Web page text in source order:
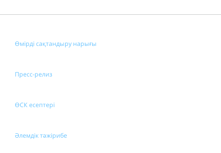
Өмірді сақтандыру нарығы
Пресс-релиз
ӨСК есептері
Әлемдік тәжірибе